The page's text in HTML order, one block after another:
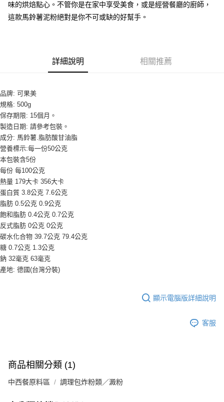
悠遊付
【關於「AFTEE先享後付」】
便利好安心！
１．簡單：不需註冊會員、不需綁卡、不需儲值。
２．便利：只要手機號碼，簡訊認證，即可結帳。
３．安心：先確認商品／服務後，再付款。
【「AFTEE先享後付」結帳流程】
１．於結帳方式選擇「AFTEE先享後付」後，將跳轉至「AFTEE先享後付」
結帳頁面，進行簡訊認證並確認金額後，即可完成結帳。
２．訂單成立數日內，您將收到繳費通知簡訊。
３．收到繳費通知簡訊後14天內，點擊此簡訊中的連結，可透過四大超商／
ATM／網路銀行／等多元方式進行付款，方視為交易完成。
※ 請注意：結帳手續完成當下不需立刻繳費，但若您需要取消訂單，請聯絡
購買商品的店家。未經商家同意取消之訂單仍視為有效，需透過AFTEE先享
後付繳納相關費用。
※ 交易是否成功請以「AFTEE先享後付 」之結帳頁面顯示為準，若有關於
是否繳費成功／繳費後需取消欲退款等相關疑問，請聯繫「AFTEE先享後付
客戶支援中心」https://netprotections.freshdesk.com/support/home
【注意事項】
１．透過由恩沛科技股份有限公司提供之「AFTEE先享後付」服務完成之交
易，需依本服務之必要範圍內提供個人資料，並將交易相關給付款項請求債
「AFTEE先享後付」，若未經同意申辦者引起之損失，本公司不負相關責
５．嚴禁一人註冊多個帳號或使用他人資訊註冊。若發現惡意使用之情形，
恩沛科技股份有限公司將有權停止該用戶之使用額度並採取法律行動。
運送方式
全家取貨付款-重量限制含紙箱10kg，請控制商品重量在9~9.5
kg
每筆NT$90，滿NT$990(含以上)免運費
付款後全家取貨-重量限制含紙箱10kg，請控制商品重量在9~
9.5kg
每筆NT$90，滿NT$990(含以上)免運費
7-11取貨付款-重量限制含紙箱10kg，請控制商品重量在9~9.5
kg
每筆NT$90，滿NT$990(含以上)免運費
付款後7-11取貨-重量限制含紙箱10kg，請控制商品重量在9~
9.5kg
味的烘焙點心。不管你是在家中享受美食，或是經營餐廳的廚師，
這款馬鈴薯泥粉絕對是你不可或缺的好幫手。
詳細說明 相關推薦
品牌: 可果美
規格: 500g
保存期限: 15個月。
製造日期: 請參考包裝。
成分: 馬鈴薯.脂肪酸甘油脂
營養標示:每一份50公克
本包裝含5份
每份 每100公克
熱量 179大卡 356大卡
蛋白質 3.8公克 7.6公克
脂肪 0.5公克 0.9公克
飽和脂肪 0.4公克 0.7公克
反式脂肪 0公克 0公克
碳水化合物 39.7公克 79.4公克
糖 0.7公克 1.3公克
鈉 32毫克 63毫克
產地: 德國(台灣分裝)
顯示電腦版詳細說明
客服
商品相關分類 (1)
中西餐原料區 調理包炸粉類／澱粉